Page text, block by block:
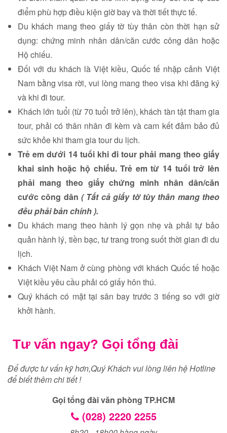
điểm phù hợp điều kiện giờ bay và thời tiết thực tế.
Du khách mang theo giấy tờ tùy thân còn thời hạn sử
dụng: chứng minh nhân dân/căn cước công dân hoặc
Hộ chiếu.
Đối với du khách là Việt kiều, Quốc tế nhập cảnh Việt
Nam bằng visa rời, vui lòng mang theo visa khi đăng ký
và khi đi tour.
Khách lớn tuổi (từ 70 tuổi trở lên), khách tàn tật tham gia
tour, phải có thân nhân đi kèm và cam kết đảm bảo đủ
sức khỏe khi tham gia tour du lịch.
Trẻ em dưới 14 tuổi khi đi tour phải mang theo giấy
khai sinh hoặc hộ chiếu. Trẻ em từ 14 tuổi trở lên
phải mang theo giấy chứng minh nhân dân/căn
cước công dân( Tất cả giấy tờ tùy thân mang theo
đều phải bản chính ).
Du khách mang theo hành lý gọn nhẹ và phải tự bảo
quản hành lý, tiền bạc, tư trang trong suốt thời gian đi du
lịch.
Khách Việt Nam ở cùng phòng với khách Quốc tế hoặc
Việt kiều yêu cầu phải có giấy hôn thú.
Quý khách có mặt tại sân bay trước 3 tiếng so với giờ
khởi hành.
Tư vấn ngay? Gọi tổng đài
Để được tư vấn kỹ hơn,Quý Khách vui lòng liên hệ Hotline
để biết thêm chi tiết !
Gọi tổng đài văn phòng TP.HCM
(028) 2220 2255